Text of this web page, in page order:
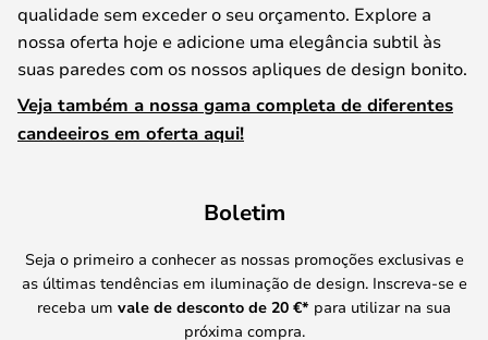
qualidade sem exceder o seu orçamento. Explore a
nossa oferta hoje e adicione uma elegância subtil às
suas paredes com os nossos apliques de design bonito.
Veja também a nossa gama completa de diferentes
candeeiros em oferta aqui!
Boletim
Seja o primeiro a conhecer as nossas promoções exclusivas e
as últimas tendências em iluminação de design. Inscreva-se e
receba um vale de desconto de 20 €* para utilizar na sua
próxima compra.